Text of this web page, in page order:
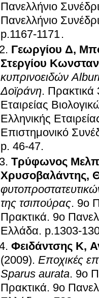
Πανελλήνιο
Πανελλήνιο
p.1167-1171.
Γεωργίου Δ,
Στεργίου
κυπρινοειδών
Δοϊράνη. Πρακτικά
Εταιρείας
Ελληνικής
Επιστημονικό
p. 46-47.
Τρύφωνος
Χρυσοβαλάντης,
της τσιπούρας. 9ο
Πρακτικά. 9ο
Ελλάδα. p.1303-
Φειδάντσης Κ,
(2009). Εποχικές
Sparus aurata. 9ο
Πρακτικά. 9ο